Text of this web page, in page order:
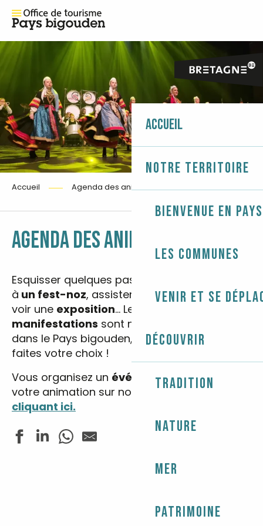
Accueil
Notre territoire
Bienvenue en
Les communes
Venir et se
Découvrir
Tradition
Nature
Mer
Patrimoine
Accueil Agenda des animations
AGENDA DES ANIMATIONS
Esquisser quelques pas de danses bretonnes
à un fest-noz, assister à unspectacleou
voir une exposition… Les
manifestations sont nombreuses et variées
dans le Pays bigouden, entrez vos dates et
faites votre choix !
Vous organisez un événement ? Annoncez
votre animation sur notre site web en
cliquant ici.